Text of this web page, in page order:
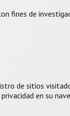
fines de
de sitios
en su